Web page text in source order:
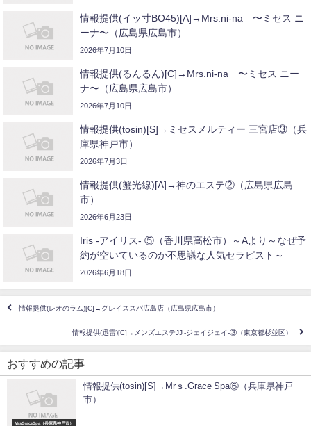
情報提供(イッ寸BO45)[A]→Mrs.ni-na 〜ミセス ニ
ーナ〜（広島県広島市）
2026年7月10日
情報提供(るんるん)[C]→Mrs.ni-na 〜ミセス ニー
ナ〜（広島県広島市）
2026年7月10日
情報提供(tosin)[S]→ミセスメルティー 三宮店③（兵
庫県神戸市）
2026年7月3日
情報提供(蟹光線)[A]→神のエステ②（広島県広島
市）
2026年6月23日
Iris -アイリス- ⑤（香川県高松市）～Aより～なぜ予
約が空いているのか不思議な人気セラピスト～
2026年6月18日
情報提供(レオのラム)[C]→グレイススパ広島店（広島県広島市）
情報提供(迅雷)[C]→メンズエステJJ -ジェイジェイ-③（東京都杉並区）
おすすめの記事
MrsGraceSpa（兵庫県神戸市）
情報提供(tosin)[S]→Mrｓ.Grace Spa⑥（兵庫県神戸
市）